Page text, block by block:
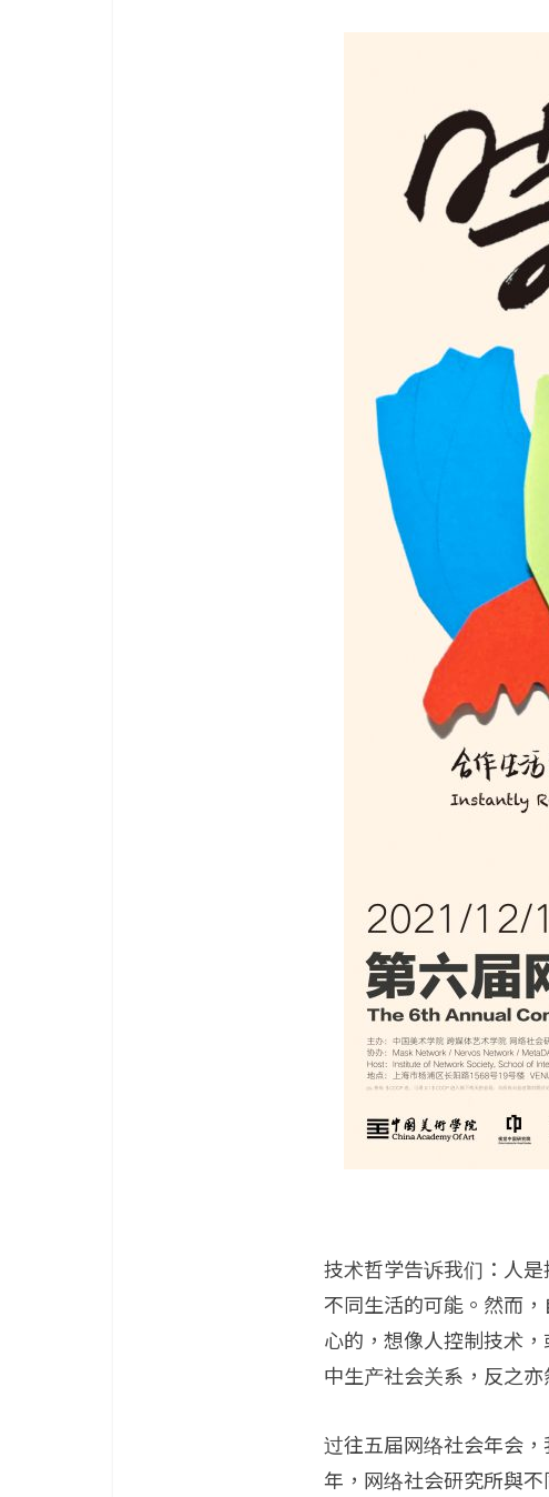
技术哲学告诉我们：人
不同生活的可能。然而
心的，想像人控制技术
中生产社会关系，反之亦
过往五届网络社会年会
年，网络社会研究所與